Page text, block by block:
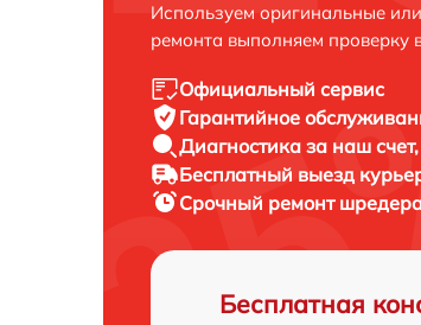
Используем оригинальные
ремонта выполняем проверку
Официальный сервис
Гарантийное
Диагностика за наш счет,
Бесплатный выезд
Срочный ремонт
Бесплатная